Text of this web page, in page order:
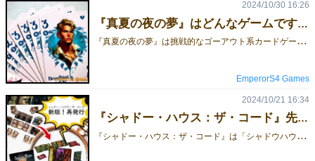
『真夏の夜の夢』はどんなゲームですか？
『
真夏の夜の夢』は挑戦的なゴーアウト系カードゲーム！ゲームで最も重要なのは、サマリーカードのランキングに従うことです。プレイヤーは交互に同じランクか1つ上の役を出していきます。最後の手札を出したプレイヤー以外は減点…さらに、一部のカードには2つのランクがあり、勝負の行方を左右します。リズムある役構築で、突破口を見つけられるか？プレイヤー間の出すタイミングと手札の組み合わせをいかにコントロールするかが、ゲームの秘訣となります。 ランキング 4人プレイの場合のセットアップは以下の通りです。サマリーカードの両面を1枚ずつ、そしてワイルドカードとなる三色スミレカードを中央に置きます。各プレイヤーに12枚のカードが配られます。プレイヤーは自分のプレーヤーマーカーの+20の面を10点の位置に置き、これで開始時の持ち点が30点となります。 これがスタートの黄色プレイヤーの手札です。 スタートプレイヤーはツーカードしか出せないため、3, 3で始めることにしました。 赤色プレイヤーは1ランク上の1, 2, 3を出しました。 緑色プレイヤーは同じランクですが、より大きい数字の5, 6, 7を出しました。 4番目の青色プレイヤーはパスを宣言し、三色スミレカードを1枚引きました。 黄色プレイヤーに順番が戻ってきましたが、5, 6, 7は3枚ストレートの中で最大なので、スリーカードしか出せません。 ストレートを作る可能性を残すため、2枚の5を裏返して2, 2, 2を出しました。 赤色プレイヤーが1ランク上の4, 5, 6, 7を出した後、緑プレイヤーの手札ではより良い組み合わせが作れず、三色スミレカードを1枚引かざるを得ませんでした。 ようやくチャンスが回ってきた青色プレイヤーは、2枚の4を裏返して3, 3, 3, 3を出しました。 黄色プレイヤーは待ってましたとばかりに3, 4, 5, 6, 7を出しました。しかし、残りの手札はこのような状態で、どの役も作れません。これからが少し大変そうです。 最高ランクの5枚に達したため、緑色プレイヤーは0, 0を出してサイクルをリセットできます。 他のプレイヤーが全員パスした場合、カードを出したプレイヤーは好きなランクのカードを出すことができます。 このように順番に出し合い、プレイヤーが最後の手札を出し切るか、三色スミレカードが尽きた後にプレイヤーがパスを選択した場合、ゲームは終了します。パスを選んだプレイヤーは追加で10点が引かれます。 このようにゲームは出すタイミングを把握しながら進み、残った手札にはマイナスポイントが付き、三色スミレカードは3点のマイナスとなります！とても便利ですが、リスクも伴います。 現在、ゲームは予約受付中です！興味のある方はお見逃しなく！ 予約説明 ゲームルール
2024/10/30 16:26
EmperorS4 Games
​​​​​​​『シャドー・ハウス：ザ・コード』先行体験版購入者向け特別割引
『
シャドー・ハウス：ザ・コード』は「シャドウハウスシリーズ」の最新作です。昨年のTGM23秋に先行体験版が発売され、今回は複雑な問題を削除し、手順を簡略化した新版になりました。 探偵たちがパーティー中にヒントを明かし、金庫の鍵を開けるシンプルな推理ゲームです。各探偵は陣営に属し、この家の中にはライバルも存在します。金庫を解除するだけでなく、ライバルの評判を落とすことも目標となります。 ゲーム開始時、各プレイヤーには数字が書かれた手がかりカードが配布され、その数字順にカードを裏向きで並べます。ゲームが進むと、カードの間に数字が書かれたタイルを配置し、それがプレイヤーのカードの数字を推理する手がかりとなります。 金庫の中の数字を特定するまで待っていると、他のプレイヤーに先を越される可能性があるため、時にはリスクを取って賭けに出る必要があるかもしれません。 特別割引のお知らせ 昨年のTGM23秋で先行体験版をご購入いただいた方には、感謝の気持ちを込めて1,000円引きの特別割引を提供しています。前回の予約特典「MDF金庫」または「先行体験版の表紙」をお見せいただくことで、割引が適用されます。 予約フォームをぜひご確認ください！
2024/10/21 16:34